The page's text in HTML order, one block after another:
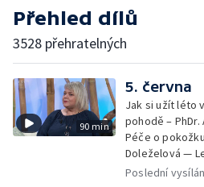
Přehled dílů
3528 přehratelných
90 min
5. června
Jak si užít léto
pohodě –
Péče o
Doleželová —
kousků –
Poslední